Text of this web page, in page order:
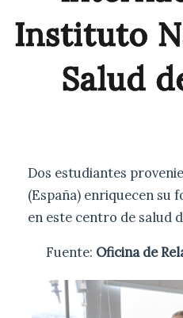
Instituto
Salud
Dos estudiantes
(España) enriquecen su
en este centro de salud
Fuente: Oficina de